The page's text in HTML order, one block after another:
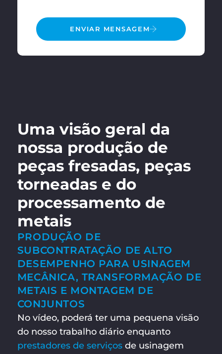
ENVIAR MENSAGEM
Uma visão geral da
nossa produção de
peças fresadas, peças
torneadas e do
processamento de
metais
PRODUÇÃO DE
SUBCONTRATAÇÃO DE ALTO
DESEMPENHO PARA USINAGEM
MECÂNICA, TRANSFORMAÇÃO DE
METAIS E MONTAGEM DE
CONJUNTOS
No vídeo, poderá ter uma pequena visão
do nosso trabalho diário enquanto
prestadores de serviçosde usinagem